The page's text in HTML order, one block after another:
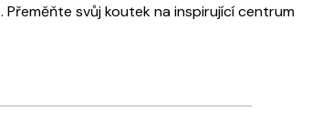
svůj koutek na inspirující centrum